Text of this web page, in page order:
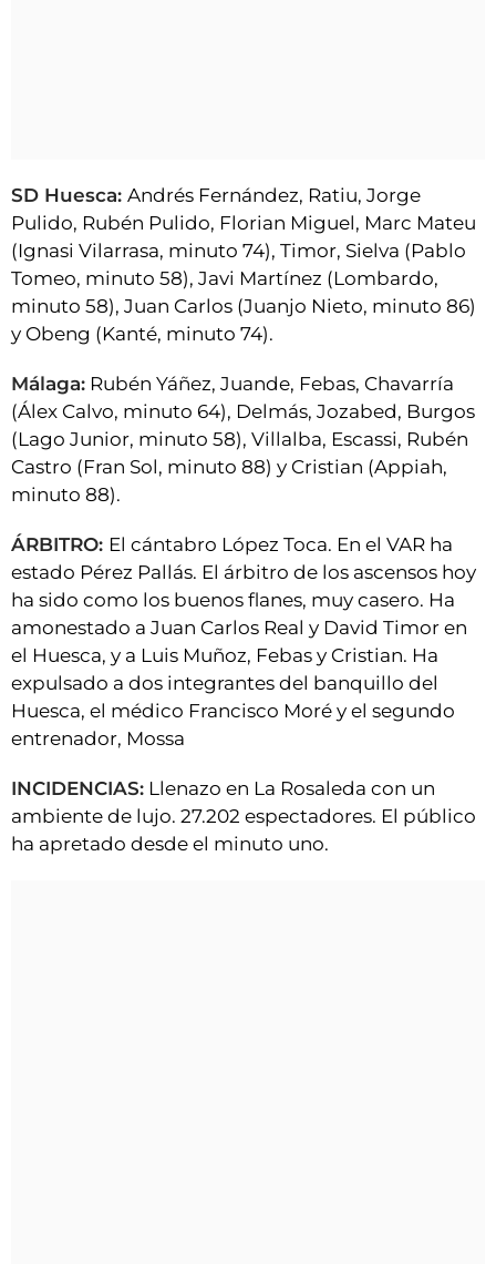
SD Huesca: Andrés Fernández, Ratiu, Jorge
Pulido, Rubén Pulido, Florian Miguel, Marc Mateu
(Ignasi Vilarrasa, minuto 74), Timor, Sielva (Pablo
Tomeo, minuto 58), Javi Martínez (Lombardo,
minuto 58), Juan Carlos (Juanjo Nieto, minuto 86)
y Obeng (Kanté, minuto 74).
Málaga: Rubén Yáñez, Juande, Febas, Chavarría
(Álex Calvo, minuto 64), Delmás, Jozabed, Burgos
(Lago Junior, minuto 58), Villalba, Escassi, Rubén
Castro (Fran Sol, minuto 88) y Cristian (Appiah,
minuto 88).
ÁRBITRO: El cántabro López Toca. En el VAR ha
estado Pérez Pallás. El árbitro de los ascensos hoy
ha sido como los buenos flanes, muy casero. Ha
amonestado a Juan Carlos Real y David Timor en
el Huesca, y a Luis Muñoz, Febas y Cristian. Ha
expulsado a dos integrantes del banquillo del
Huesca, el médico Francisco Moré y el segundo
entrenador, Mossa
INCIDENCIAS: Llenazo en La Rosaleda con un
ambiente de lujo. 27.202 espectadores. El público
ha apretado desde el minuto uno.